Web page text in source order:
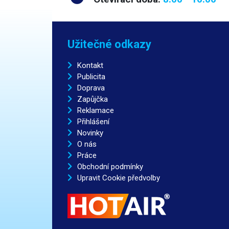
Užitečné odkazy
Kontakt
Publicita
Doprava
Zapůjčka
Reklamace
Přihlášení
Novinky
O nás
Práce
Obchodní podmínky
Upravit Cookie předvolby